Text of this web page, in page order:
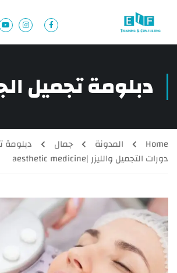
دبلومة تجميل
Home المدونة جمال
دبلومة
دورات التجميل والليزر |aesthetic medicine